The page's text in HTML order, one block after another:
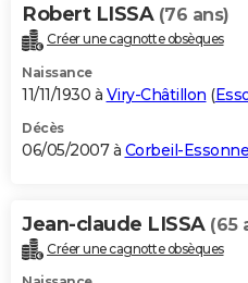
Robert LISSA (76 ans)
Créer une cagnotte obsèques
Naissance
11/11/1930 à Viry-Châtillon (
Décès
06/05/2007 à Corbeil-
Jean-claude LISSA (65
Créer une cagnotte obsèques